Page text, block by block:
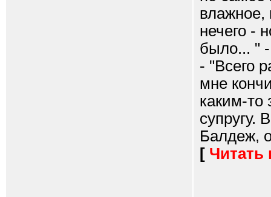
влажное,
нечего -
было... " -
- "Всего
мне
каким-
супругу.
Балдеж,
[ Читать